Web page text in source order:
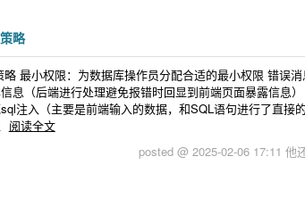
略
最小权限：为数据库操作员分配合适的最小权限 错误
息（后端进行处理避免报错时回显到前端页面暴露信息
注入（主要是前端输入的数据，和SQL语句进行了直接
阅读全文
posted @ 2025-02-06 17:11 他